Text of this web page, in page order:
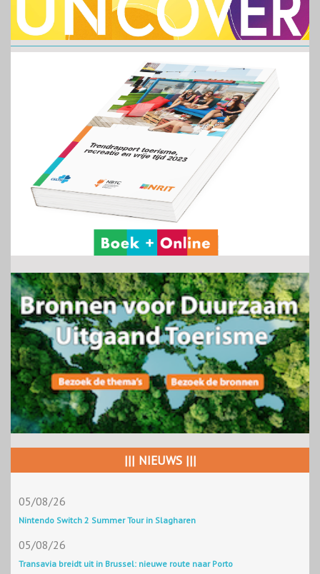
||| NIEUWS |||
05/08/26
Nintendo Switch 2 Summer Tour in Slagharen
05/08/26
Transavia breidt uit in Brussel: nieuwe route naar Porto